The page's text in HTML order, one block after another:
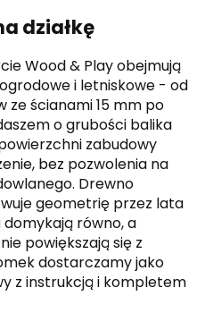
działkę
Wood & Play obejmują
i letniskowe - od
ścianami 15 mm po
o grubości balika
zabudowy
bez pozwolenia na
Drewno
geometrię przez lata
domykają równo, a
powiększają się z
dostarczamy jako
z instrukcją i kompletem